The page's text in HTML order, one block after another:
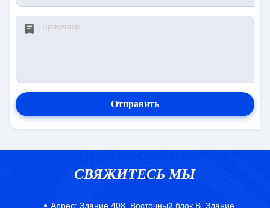
Отправить
СВЯЖИТЕСЬ МЫ
Адрес: Здание 408, Восточный блок B, Здание